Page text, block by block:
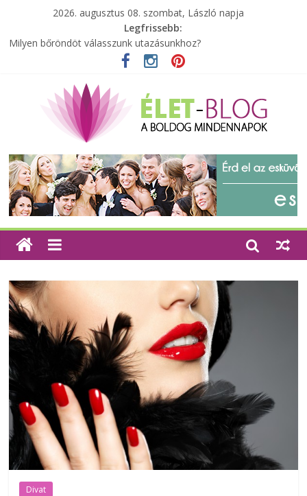
2026. augusztus 08. szombat, László napja
Legfrissebb:
Milyen bőröndöt válasszunk utazásunkhoz?
Elérhető zöld energia mindenki számára
Különleges tömörfa ládák Indiából
A zöld forradalom: A mosó- és parfümtermékek környezetbarát
szempontjainak erősítése
Divat